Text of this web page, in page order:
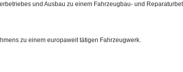
und Ausbau zu einem Fahrzeugbau- und
zu einem europaweit tätigen Fahrzeugwerk.